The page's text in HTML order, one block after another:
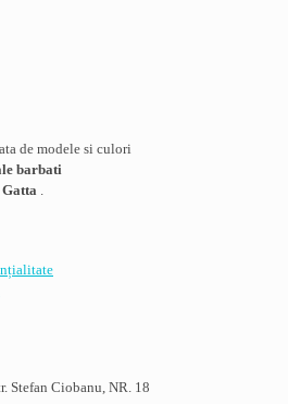
de modele si culori
barbati
.
Stefan Ciobanu, NR. 18